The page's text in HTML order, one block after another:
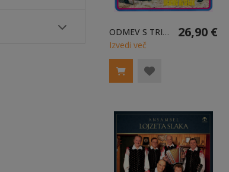
ODMEV S TRIGLAVA - LP 26,90 €
Izvedi več